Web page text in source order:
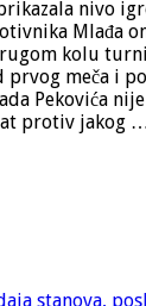
nivo
Mlađa
kolu
prvog meča i
Pekovića
protiv jakog